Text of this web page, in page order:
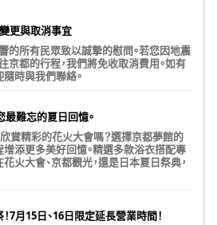
更與取消事宜
的所有民眾致以誠摯的慰問。若您因地震
都的行程，我們將免收取消費用。如有
時與我們聯絡。
最難忘的夏日回憶。
賞精彩的花火大會嗎？選擇京都夢館的
添更多美好回憶。精選多款浴衣搭配專
火大會、京都觀光，還是日本夏日祭典，
7月15日、16日限定延長營業時間！